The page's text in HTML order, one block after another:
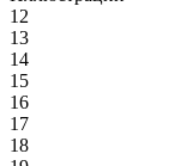
12
13
14
15
16
17
18